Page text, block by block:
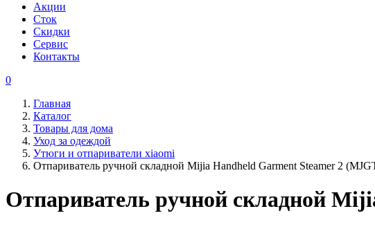
Акции
Сток
Скидки
Сервис
Контакты
0
Главная
Каталог
Товары для дома
Уход за одеждой
Утюги и отпариватели xiaomi
Отпариватель ручной складной Mijia Handheld Garment Steamer 2
Отпариватель ручной складной